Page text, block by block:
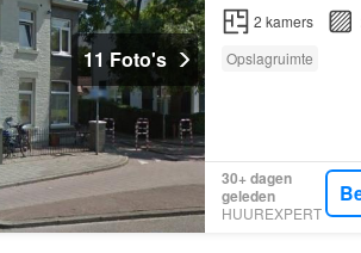
11 Foto's
2 kamers
Opslagruimte
30+ dagen
geleden
HUUREXPERT